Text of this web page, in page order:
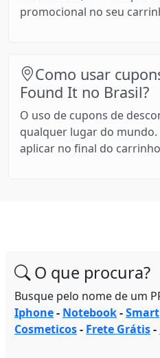
promocional no seu
Como usar
Found It no Brasil?
O uso de cupons de
qualquer lugar do
aplicar no final do
O que procura?
Busque pelo nome de um
Iphone- Notebook-
Cosmeticos- Frete Grátis-